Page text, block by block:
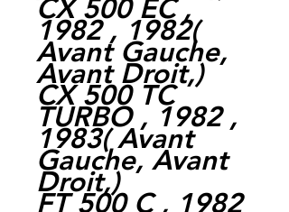
CX 500 EC ,
1982 , 1982(
Avant Gauche,
Avant Droit,)
CX 500 TC
TURBO , 1982 ,
1983( Avant
Gauche, Avant
Droit,)
FT 500 C , 1982